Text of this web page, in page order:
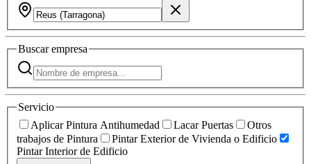
Buscarempresa
Servicio
Aplicar Pintura Antihumedad
Lacar Puertas
Otros
trabajos de Pintura
Pintar Exterior de Vivienda o Edificio
Pintar Interior de Edificio